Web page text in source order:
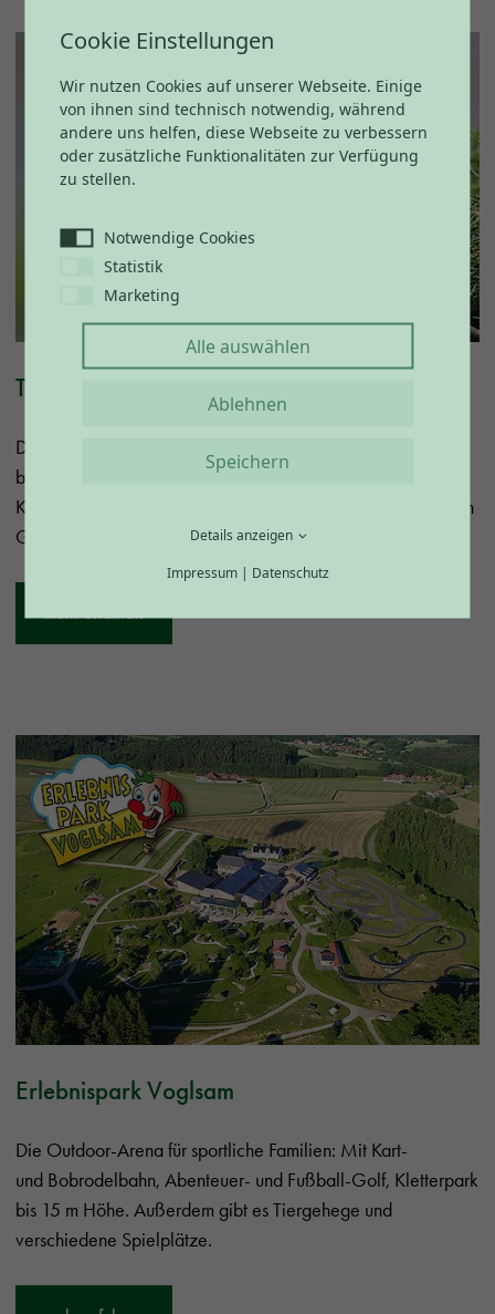
Tier- und Vogelpark Irgenöd
Die weitläufige Anlage mit Spielplatz und Streichelgehege
beherbergt eine Fülle an interessanten Tieren aus allen
Kontinenten, von Affe bis Zebra. Die neueste Attraktion ist ein
Gepard.
mehr erfahren
Erlebnispark Voglsam
Die Outdoor-Arena für sportliche Familien: Mit Kart-
und Bobrodelbahn, Abenteuer- und Fußball-Golf, Kletterpark
bis 15 m Höhe. Außerdem gibt es Tiergehege und
verschiedene Spielplätze.
Cookie Einstellungen
Wir nutzen Cookies auf unserer Webseite. Einige
von ihnen sind technisch notwendig, während
andere uns helfen, diese Webseite zu verbessern
oder zusätzliche Funktionalitäten zur Verfügung
zu stellen.
Notwendige Cookies
Statistik
Marketing
Alle auswählen
Ablehnen
Speichern
Details anzeigen
Impressum| Datenschutz